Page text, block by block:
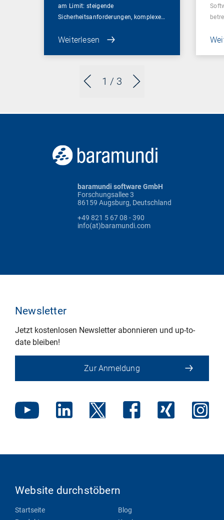
1 / 3
am Limit: steigende
Sicherheitsanforderungen, komplexe…
Weiterlesen
baramundi software GmbH
Forschungsallee 3
86159 Augsburg, Deutschland
+49 821 5 67 08 - 390
info(at)baramundi.com
Newsletter
Jetzt kostenlosen Newsletter abonnieren und up-to-
date bleiben!
Zur Anmeldung
Website durchstöbern
Startseite
Blog